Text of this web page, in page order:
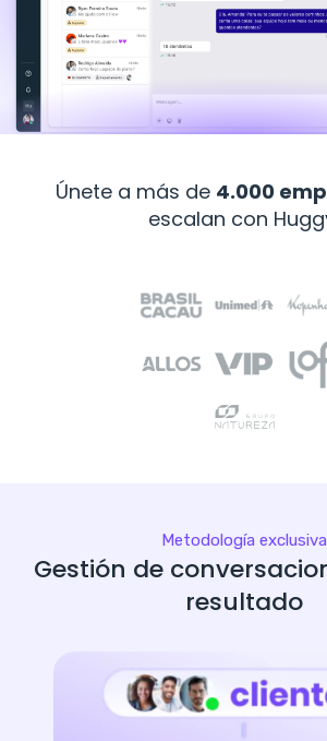
Únete a más de 4.000
escalan con
Metodología exclusiva
Gestión de
resultado